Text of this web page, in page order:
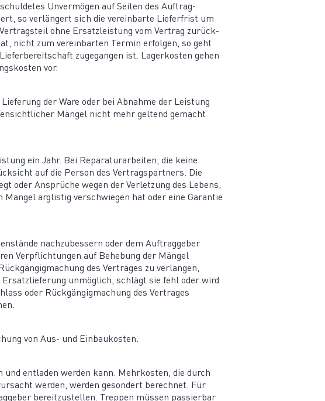
Unver­mögen auf Seiten des Auftrag­
so verlängert sich die verein­barte Liefer­frist um
Vertragsteil ohne Ersatz­leistung vom Vertrag zurück­
nicht zum verein­barten Termin erfolgen, so geht
zugegangen ist. Lager­kosten gehen
vor.
der Ware oder bei Abnahme der Leistung
Mängel nicht mehr geltend gemacht
ein Jahr. Bei Repara­tur­ar­beiten, die keine
auf die Person des Vertrags­partners. Die
oder Ansprüche wegen der Verletzung des Lebens,
arglistig verschwiegen hat oder eine Garantie
nachzu­bessern oder dem Auftrag­geber
Verpflich­tungen auf Behebung der Mängel
des Vertrages zu verlangen,
unmöglich, schlägt sie fehl oder wird
oder Rückgän­gig­ma­chung des Vertrages
von Aus- und Einbaukosten.
und entladen werden kann. Mehrkosten, die durch
werden, werden gesondert berechnet. Für
bereit­zu­stellen. Treppen müssen passierbar